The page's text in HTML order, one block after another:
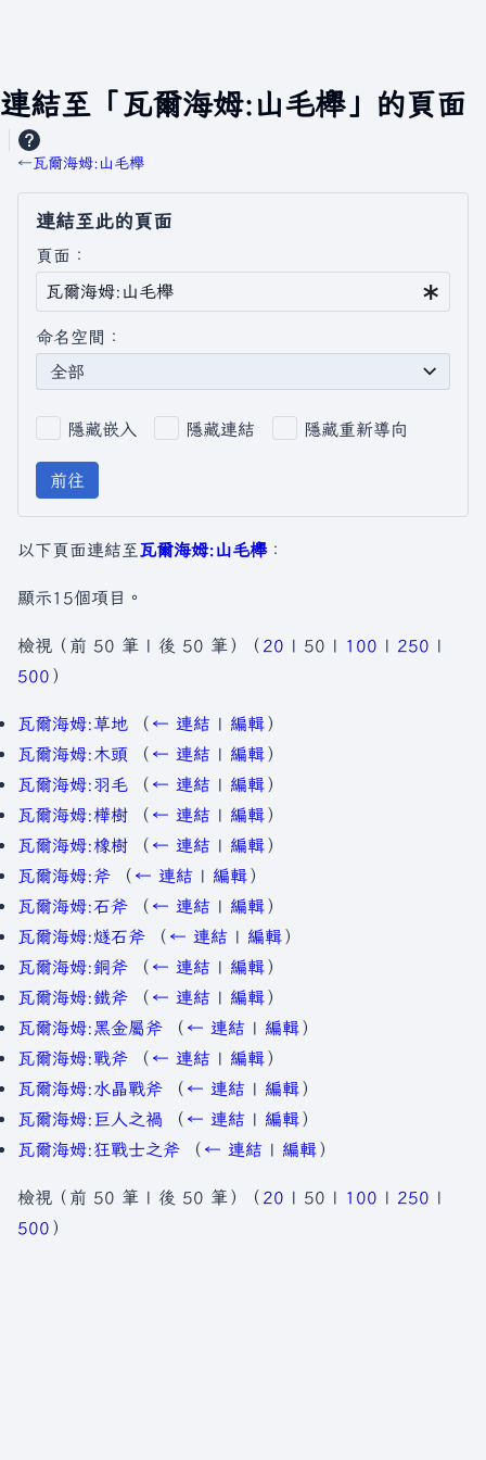
連結至「瓦爾海姆:山毛櫸」的頁面
←瓦爾海姆:山毛櫸
連結至此的頁面
頁面：
命名空間：
全部
隱藏嵌入 隱藏連結 隱藏重新導向
前往
以下頁面連結至瓦爾海姆:山毛櫸：
顯示15個項目。
檢視（ 前 50 筆 | 後 50 筆 ）（ 20 | 50 | 100 | 250 |
500 ）
瓦爾海姆:草地 （ ← 連結 | 編輯）
瓦爾海姆:木頭
（ ← 連結 | 編輯）
瓦爾海姆:羽毛
（ ← 連結 | 編輯）
瓦爾海姆:樺樹
（ ← 連結 | 編輯）
瓦爾海姆:橡樹
（ ← 連結 | 編輯）
瓦爾海姆:斧
（ ← 連結 | 編輯）
瓦爾海姆:石斧
（ ← 連結 | 編輯）
瓦爾海姆:燧石斧
（ ← 連結 | 編輯）
瓦爾海姆:銅斧
（ ← 連結 | 編輯）
瓦爾海姆:鐵斧
（ ← 連結 | 編輯）
瓦爾海姆:黑金屬斧
（ ← 連結 | 編輯）
瓦爾海姆:戰斧
（ ← 連結 | 編輯）
瓦爾海姆:水晶戰斧
（ ← 連結 | 編輯）
瓦爾海姆:巨人之禍
（ ← 連結 | 編輯）
瓦爾海姆:狂戰士之斧
（ ← 連結 | 編輯）
檢視（ 前 50 筆 | 後 50 筆 ）（ 20 | 50 | 100 | 250 |
500 ）